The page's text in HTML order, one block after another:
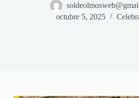
octubre 5, 2025